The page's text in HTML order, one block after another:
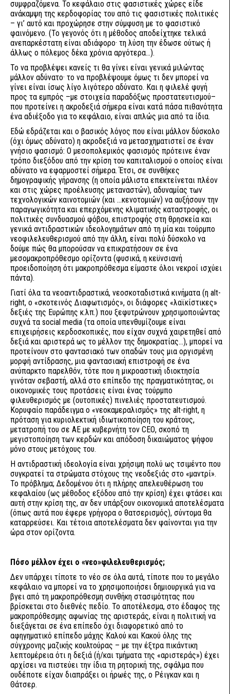
συμφραζόμενα. Το κεφάλαιο στις φασιστικές χώρες είδε
ανάκαμψη της κερδοφορίας του από τις φασιστικές πολιτικές
– γι’ αυτό και προχώρησε στην σύμφυση με το φασιστικό
φαινόμενο. (Το γεγονός ότι η μέθοδος αποδείχτηκε τελικά
ανεπαρκέστατη είναι αδιάφορο· τη λύση την έδωσε ούτως ή
άλλως ο πόλεμος δέκα χρόνια αργότερα...).
Το να προβλέψει κανείς τι θα γίνει είναι γενικά μιλώντας
μάλλον αδύνατο· το να προβλέψουμε όμως τι δεν μπορεί να
γίνει είναι ίσως λίγο λιγότερο αδύνατο. Και η φιλελέ φυγή
προς τα εμπρός –με στοιχεία παραδόξως προστατευτισμού–
που προτείνει η ακροδεξιά σήμερα είναι κατά πάσα πιθανότητα
ένα αδιέξοδο για το κεφάλαιο, είναι απλώς μια από τα ίδια.
Εδώ εδράζεται και ο βασικός λόγος που είναι μάλλον δύσκολο
(όχι όμως αδύνατο) η ακροδεξιά να μετασχηματιστεί σε έναν
γνήσιο φασισμό: Ο μεσοπολεμικός φασισμός πρότεινε έναν
τρόπο διεξόδου από την κρίση του καπιταλισμού ο οποίος είναι
αδύνατο να εφαρμοστεί σήμερα. Έτσι, σε συνθήκες
δημογραφικής γήρανσης (η οποία μάλιστα επεκτείνεται πλέον
και στις χώρες προέλευσης μεταναστών), αδυναμίας των
τεχνολογικών καινοτομιών (και ...κενοτομιών) να αυξήσουν την
παραγωγικότητα και επερχόμενης κλιματικής καταστροφής, οι
πολιτικές συνδυασμού φόβου, επιστροφής στη θρησκεία και
γενικά αντιδραστικών ιδεολογημάτων από τη μία και τούρμπο
νεοφιλελευθερισμού από την άλλη, είναι πολύ δύσκολο να
δούμε πώς θα μπορούσαν να επικρατήσουν σε ένα
μεσομακροπρόθεσμο ορίζοντα (φυσικά, η κεϋνσιανή
προειδοποίηση ότι μακροπρόθεσμα είμαστε όλοι νεκροί ισχύει
πάντα).
Γιατί όλα τα νεοαντιδραστικά, νεοσκοταδιστικά κινήματα (η alt-
right, ο «σκοτεινός Διαφωτισμός», οι διάφορες «λαϊκίστικες»
δεξιές της Ευρώπης κ.λπ.) που ξεφυτρώνουν χρησιμοποιώντας
συχνά τα social media (τα οποία υπενθυμίζουμε είναι
επιχειρήσεις κερδοσκοπικές, που είχαν συχνά χαιρετηθεί από
δεξιά και αριστερά ως το μέλλον της δημοκρατίας...), μπορεί να
προτείνουν στο φαντασιακό των οπαδών τους μια οργισμένη
μορφή αντίδρασης, μια φαντασιακή επιστροφή σε ένα
ανύπαρκτο παρελθόν, τότε που η μικροαστική ιδιοκτησία
γινόταν σεβαστή, αλλά στο επίπεδο της πραγματικότητας, οι
οικονομικές τους προτάσεις είναι ένας τούρμπο
φιλευθερισμός με (ουτοπικές) πινελιές προστατευτισμού.
Κορυφαίο παράδειγμα ο «νεοκαμεραλισμός» της alt-right, η
πρόταση για κυριολεκτική ιδιωτικοποίηση του κράτους,
μετατροπή του σε ΑΕ με κυβερνήτη τον CEΟ, σκοπό τη
μεγιστοποίηση των κερδών και απόδοση δικαιώματος ψήφου
μόνο στους μετόχους του.
Η αντιδραστική ιδεολογία είναι χρήσιμη πολύ ως τσιμέντο που
συγκρατεί τα στρώματα στόχους της νεοδεξιάς στο «μαντρί».
Το πρόβλημα; Δεδομένου ότι η πλήρης απελευθέρωση του
κεφαλαίου (ως μέθοδος εξόδου από την κρίση) έχει φτάσει και
αυτή στην κρίση της, αν δεν υπάρξουν οικονομικά αποτελέσματα
(όπως αυτά που έφερε γρήγορα ο θατσερισμός), σύντομα θα
καταρρεύσει. Και τέτοια αποτελέσματα δεν φαίνονται για την
ώρα στον ορίζοντα.
Πόσο μέλλον έχει ο «νεο»φιλελευθερισμός;
Δεν υπάρχει τίποτε το νέο σε όλα αυτά, τίποτε που το μεγάλο
κεφάλαιο να μπορεί να το χρησιμοποιήσει δημιουργικά για να
βγει από τη μακροπρόθεσμη συνθήκη στασιμότητας που
βρίσκεται στο διεθνές πεδίο. Το αποτέλεσμα, στο έδαφος της
μακροπρόθεσμης αφωνίας της αριστεράς, είναι η πολιτική να
διεξάγεται σε ένα επίπεδο όχι διαφορετικό από το
αφηγηματικό επίπεδο μάχης Καλού και Κακού όλης της
σύγχρονης μαζικής κουλτούρας – με την έξτρα πικάντικη
λεπτομέρεια ότι η δεξιά (ή/και τμήματα της «αριστεράς») έχει
αρχίσει να πιστεύει την ίδια τη ρητορική της, σφάλμα που
ουδέποτε είχαν διαπράξει οι ήρωές της, ο Ρέιγκαν και η
Θάτσερ.